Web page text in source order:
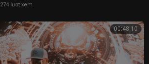
274 lượt xem
00:48:10